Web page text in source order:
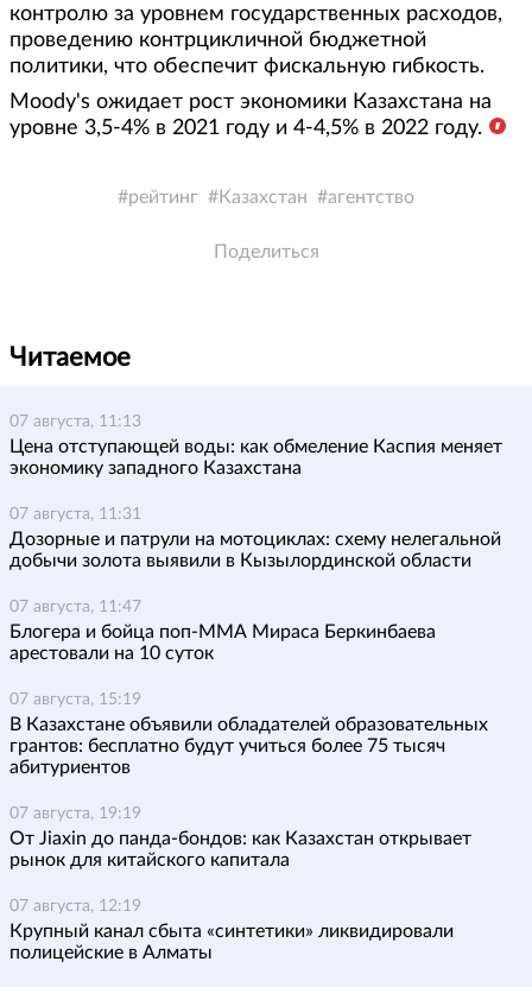
контролю за уровнем государственных расходов,
проведению контрцикличной бюджетной
политики, что обеспечит фискальную гибкость.
Moody's ожидает рост экономики Казахстана на
уровне 3,5-4% в 2021 году и 4-4,5% в 2022 году.
рейтинг Казахстан агентство
Поделиться
Читаемое
07 августа, 11:13
Цена отступающей воды: как обмеление Каспия меняет
экономику западного Казахстана
07 августа, 11:31
Дозорные и патрули на мотоциклах: схему нелегальной
добычи золота выявили в Кызылординской области
07 августа, 11:47
Блогера и бойца поп-ММА Мираса Беркинбаева
арестовали на 10 суток
07 августа, 15:19
В Казахстане объявили обладателей образовательных
грантов: бесплатно будут учиться более 75 тысяч
абитуриентов
07 августа, 19:19
От Jiaxin до панда-бондов: как Казахстан открывает
рынок для китайского капитала
07 августа, 12:19
Крупный канал сбыта «синтетики» ликвидировали
полицейские в Алматы